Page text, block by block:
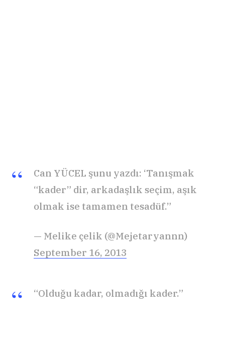
Can YÜCEL şunu yazdı: ‘Tanışmak
“kader” dir, arkadaşlık seçim, aşık
olmak ise tamamen tesadüf.”
— Melike çelik (@Mejetaryannn)
September 16, 2013
“Olduğu kadar, olmadığı kader.”